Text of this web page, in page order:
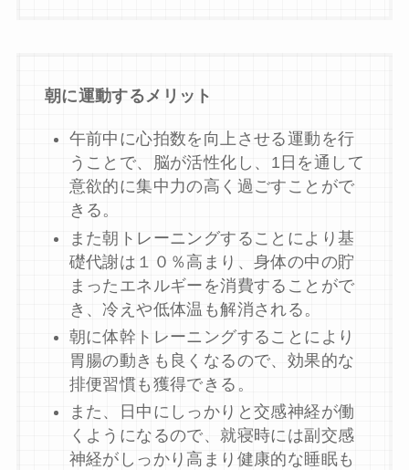
朝に運動するメリット
午前中に心拍数を向上させる運動を行
うことで、脳が活性化し、 1 日を通して
意欲的に集中力の高く過ごすことがで
きる。
また朝トレーニングすることにより基
礎代謝は１０％高まり、身体の中の貯
まったエネルギーを消費することがで
き、冷えや低体温も解消される。
朝に体幹トレーニングすることにより
胃腸の動きも良くなるので、効果的な
排便習慣も獲得できる。
また、日中にしっかりと交感神経が働
くようになるので、就寝時には副交感
神経がしっかり高まり健康的な睡眠も